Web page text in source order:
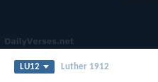
LU12 Luther 1912